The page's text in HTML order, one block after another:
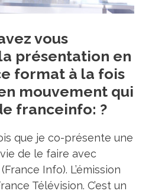
vous
présentation en
format à la fois
mouvement qui
franceinfo: ?
que je co-présente une
de le faire avec
Info). L’émission
Télévision. C’est un